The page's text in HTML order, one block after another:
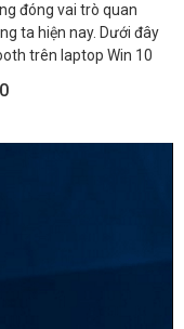
đóng vai trò quan
ta hiện nay. Dưới đây
trên laptop Win 10